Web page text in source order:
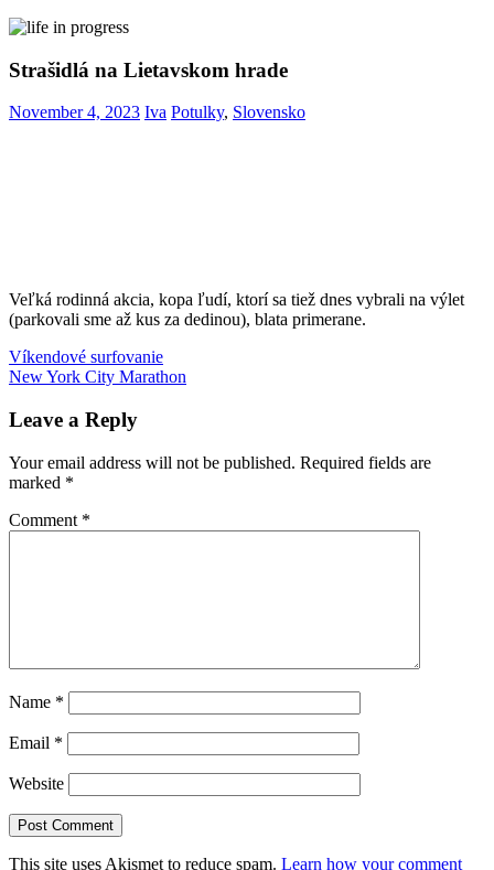
Strašidlá na Lietavskom hrade
November 4, 2023 Iva Potulky, Slovensko
Veľká rodinná akcia, kopa ľudí, ktorí sa tiež dnes vybrali na výlet
(parkovali sme až kus za dedinou), blata primerane.
HalloweenLietavský
hrad
Post
navigation
Previous
Post:
Víkendové surfovanie
Next
New York City Marathon
Leave a Reply
Your email address will not be published. Required fields are
marked *
Comment *
Name *
Email *
Website
This site uses Akismet to reduce spam. Learn how your comment